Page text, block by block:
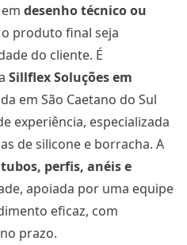
desenho técnico ou
produto final seja
do cliente. É
Sillflex Soluções em
em São Caetano do Sul
experiência, especializada
de silicone e borracha. A
tubos, perfis, anéis e
apoiada por uma equipe
eficaz, com
prazo.